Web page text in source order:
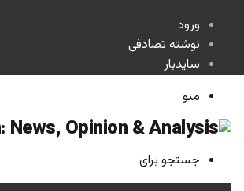
ورود
نوشته تصادفی
سایدبار
منو
جستجو برای